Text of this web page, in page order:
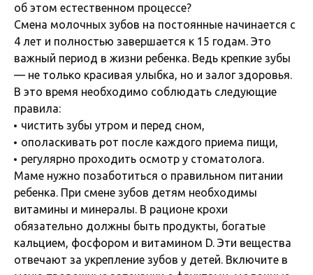
об этом естественном процессе?
Смена молочных зубов на постоянные начинается с
4 лет и полностью завершается к 15 годам. Это
важный период в жизни ребенка. Ведь крепкие зубы
— не только красивая улыбка, но и залог здоровья.
В это время необходимо соблюдать следующие
правила:
чистить зубы утром и перед сном,
ополаскивать рот после каждого приема пищи,
регулярно проходить осмотр у стоматолога.
Маме нужно позаботиться о правильном питании
ребенка. При смене зубов детям необходимы
витамины и минералы. В рационе крохи
обязательно должны быть продукты, богатые
кальцием, фосфором и витамином D. Эти вещества
отвечают за укрепление зубов у детей. Включите в